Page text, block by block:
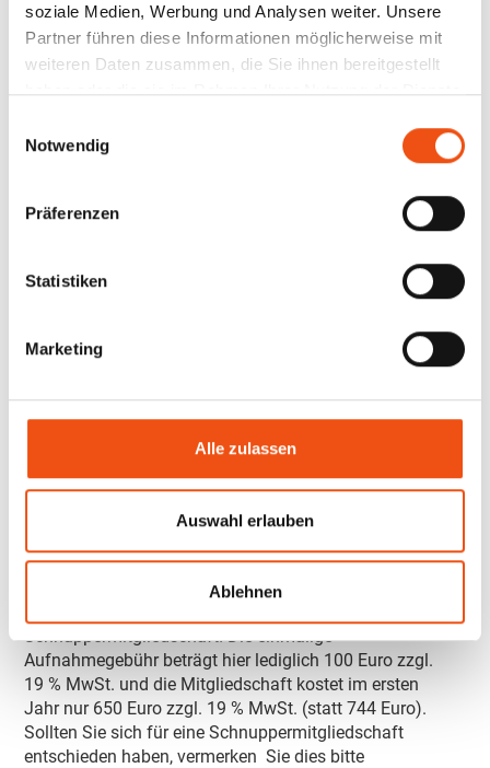
soziale Medien, Werbung und Analysen weiter. Unsere
Partner führen diese Informationen möglicherweise mit
weiteren Daten zusammen, die Sie ihnen bereitgestellt
haben oder die sie im Rahmen Ihrer Nutzung der Dienste
Notwendig
Präferenzen
Statistiken
Marketing
Alle zulassen
Auswahl erlauben
Ablehnen
Die Mitgliederstruktur ist unterteilt in ordentliche,
außerordentliche, korporative und Fördermitglieder
Mitgliedschaft beträgt derzeit 744 Euro zzgl. 19 %
Aufnahmegebühr in Höhe von 651 Euro zzgl. 19 %
MwSt. Sofern die Schnuppermitgliedschaft nach
automatisch zu einer normalen außerordentlichen
MITGLIEDSCHAFT (PDF)
SCHNUPPERMITGLIEDSCHAFT
Schnuppermitgliedschaft! Die einmalige
Aufnahmegebühr beträgt hier lediglich 100 Euro zzgl.
19 % MwSt. und die Mitgliedschaft kostet im ersten
Jahr nur 650 Euro zzgl. 19 % MwSt. (statt 744 Euro).
Sollten Sie sich für eine Schnuppermitgliedschaft
entschieden haben, vermerken Sie dies bitte